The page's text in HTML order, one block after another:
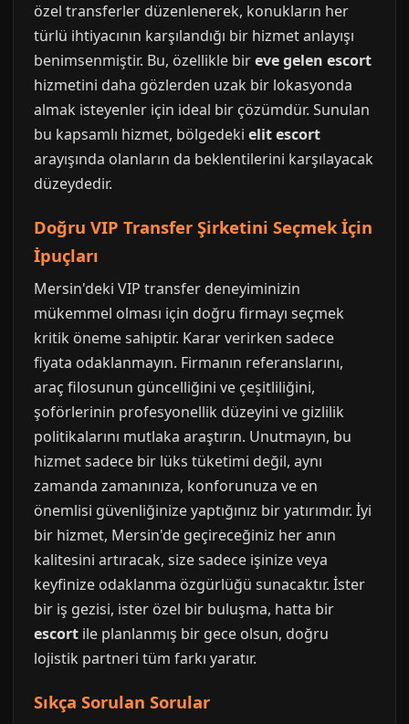
özel transferler düzenlenerek, konukların her
türlü ihtiyacının karşılandığı bir hizmet anlayışı
benimsenmiştir. Bu, özellikle bireve gelen escort
hizmetini daha gözlerden uzak bir lokasyonda
almak isteyenler için ideal bir çözümdür. Sunulan
bu kapsamlı hizmet, bölgedeki elit escort
arayışında olanların da beklentilerini karşılayacak
düzeydedir.
Doğru VIP Transfer Şirketini Seçmek İçin
İpuçları
Mersin'deki VIP transfer deneyiminizin
mükemmel olması için doğru firmayı seçmek
kritik öneme sahiptir. Karar verirken sadece
fiyata odaklanmayın. Firmanın referanslarını,
araç filosunun güncelliğini ve çeşitliliğini,
şoförlerinin profesyonellik düzeyini ve gizlilik
politikalarını mutlaka araştırın. Unutmayın, bu
hizmet sadece bir lüks tüketimi değil, aynı
zamanda zamanınıza, konforunuza ve en
önemlisi güvenliğinize yaptığınız bir yatırımdır. İyi
bir hizmet, Mersin'de geçireceğiniz her anın
kalitesini artıracak, size sadece işinize veya
keyfinize odaklanma özgürlüğü sunacaktır. İster
bir iş gezisi, ister özel bir buluşma, hatta bir
escort ile planlanmış bir gece olsun, doğru
lojistik partneri tüm farkı yaratır.
Sıkça Sorulan Sorular